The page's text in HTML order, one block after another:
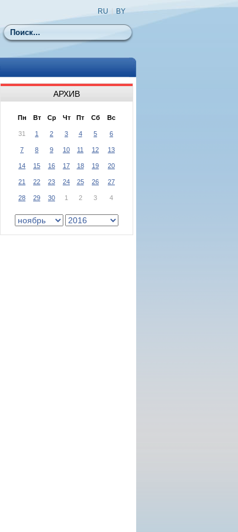
Поиск
RU BY
АРХИВ
Пн Вт Ср Чт Пт Сб Вс
31 1 2 3 4 5 6
7 8 9 10 11 12 13
14 15 16 17 18 19 20
21 22 23 24 25 26 27
28 29 30 1 2 3 4